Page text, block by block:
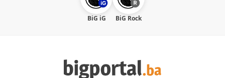
BiG iG BiG Rock